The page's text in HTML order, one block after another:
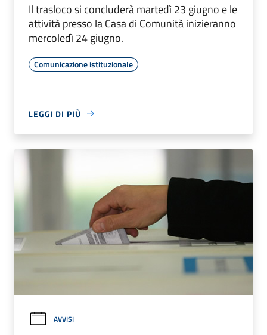
Il trasloco si concluderà martedì 23 giugno e le
attività presso la Casa di Comunità inizieranno
mercoledì 24 giugno.
Comunicazione istituzionale
LEGGI DI PIÙ
AVVISI